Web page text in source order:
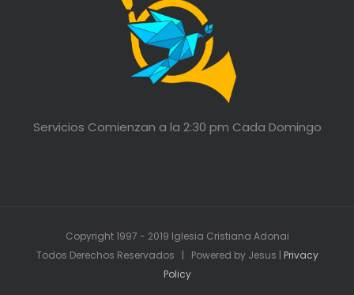
Servicios Comienzan a la 2:30 pm Cada Domingo
Copyright 1997 - 2019 Iglesia Cristiana Adonai
Todos Derechos Reservados | Powered by Jesus | Privacy
Policy